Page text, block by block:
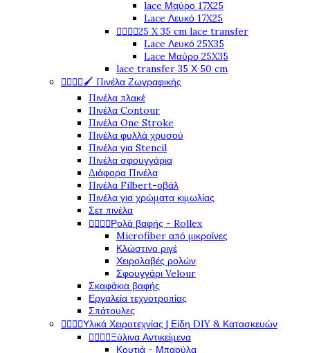
lace Μαύρο 17X25
Lace Λευκό 17X25
   25 X 35 cm lace transfer
Lace Λευκό 25X35
Lace Μαύρο 25X35
lace transfer 35 Χ 50 cm
   🖌️ Πινέλα Ζωγραφικής
Πινέλα πλακέ
Πινέλα Contour
Πινέλα One Stroke
Πινέλα φυλλά χρυσού
Πινέλα για Stencil
Πινέλα σφουγγάρια
Διάφορα Πινέλα
Πινέλα Filbert-οβάλ
Πινέλα για χρώματα κιμωλίας
Σετ πινέλα
   Ρολά βαφής - Rollex
Microfiber από μικροίνες
Κλώστινο ριγέ
Χειρολαβές ρολών
Σφουγγάρι Velour
Σκαφάκια βαφής
Εργαλεία τεχνοτροπίας
Σπάτουλες
   Υλικά Χειροτεχνίας | Είδη DIY & Κατασκευών
   Ξύλινα Αντικείμενα
Κουτιά - Μπαούλα